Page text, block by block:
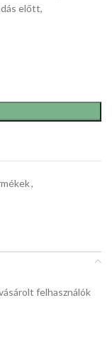
előtt,
,
felhasználók